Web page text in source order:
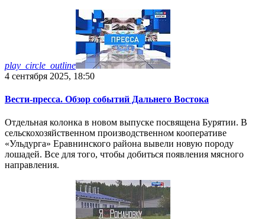
play_circle_outline
4 сентября 2025, 18:50
Вести-пресса. Обзор событий Дальнего Востока
Отдельная колонка в новом выпуске посвящена Бурятии. В
сельскохозяйственном производственном кооперативе
«Ульдурга» Еравнинского района вывели новую породу
лошадей. Все для того, чтобы добиться появления мясного
направления.